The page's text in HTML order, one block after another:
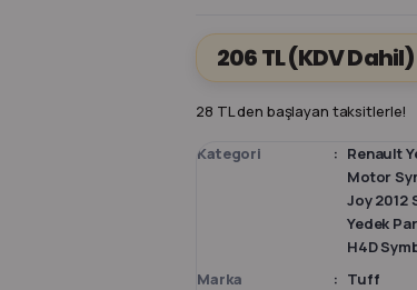
206 TL(KDV Dahil)
28 TL den başlayan taksitlerle!
Kategori Renault
Motor
Joy 2012
Yedek
H4D
Marka
Tuff